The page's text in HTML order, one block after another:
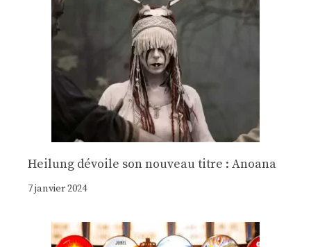
Heilung dévoile son nouveau titre : Anoana
7 janvier 2024